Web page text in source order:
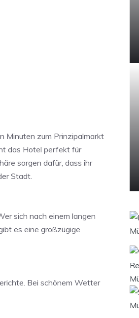
Minuten zum Prinzipalmarkt
das Hotel perfekt für
sorgen dafür, dass ihr
Stadt.
sich nach einem langen
es eine großzügige
Bei schönem Wetter